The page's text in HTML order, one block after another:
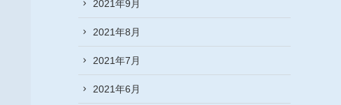
2021年9月
2021年8月
2021年7月
2021年6月